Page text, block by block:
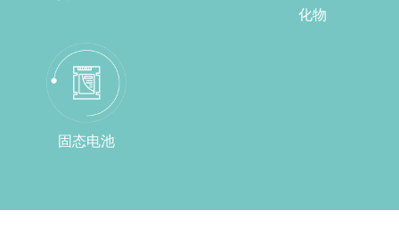
可达到的分
辨率
漂移率
化物
固态电池